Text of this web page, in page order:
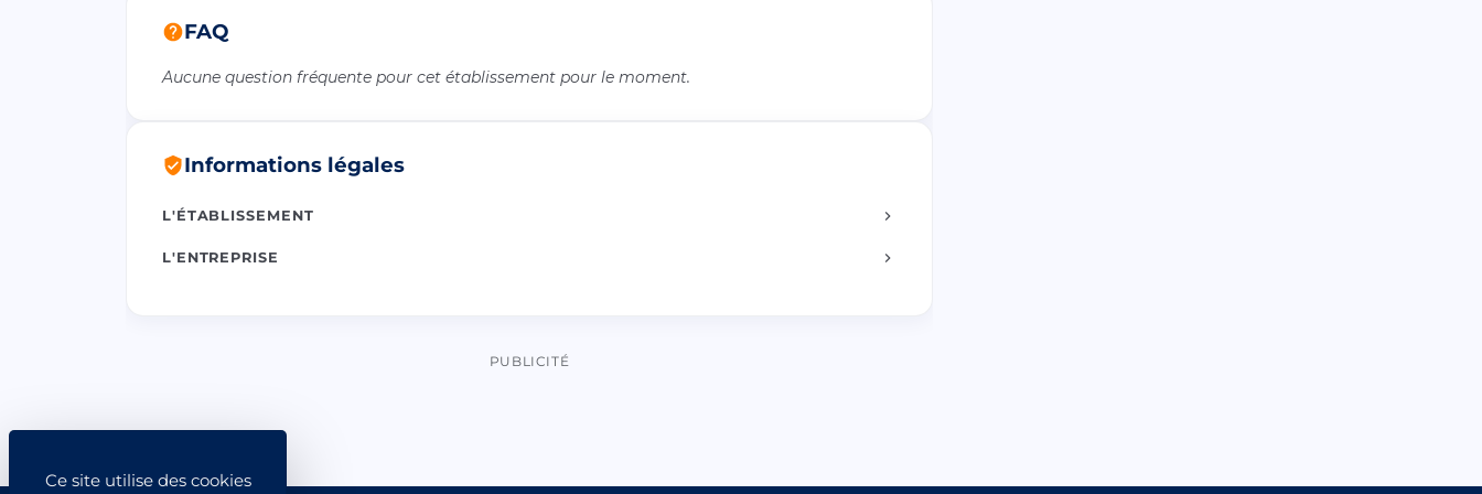
Ce site utilise des cookies
FAQ
Aucune question fréquente pour cet établissement pour le moment.
Informations légales
L'ÉTABLISSEMENT
L'ENTREPRISE
PUBLICITÉ